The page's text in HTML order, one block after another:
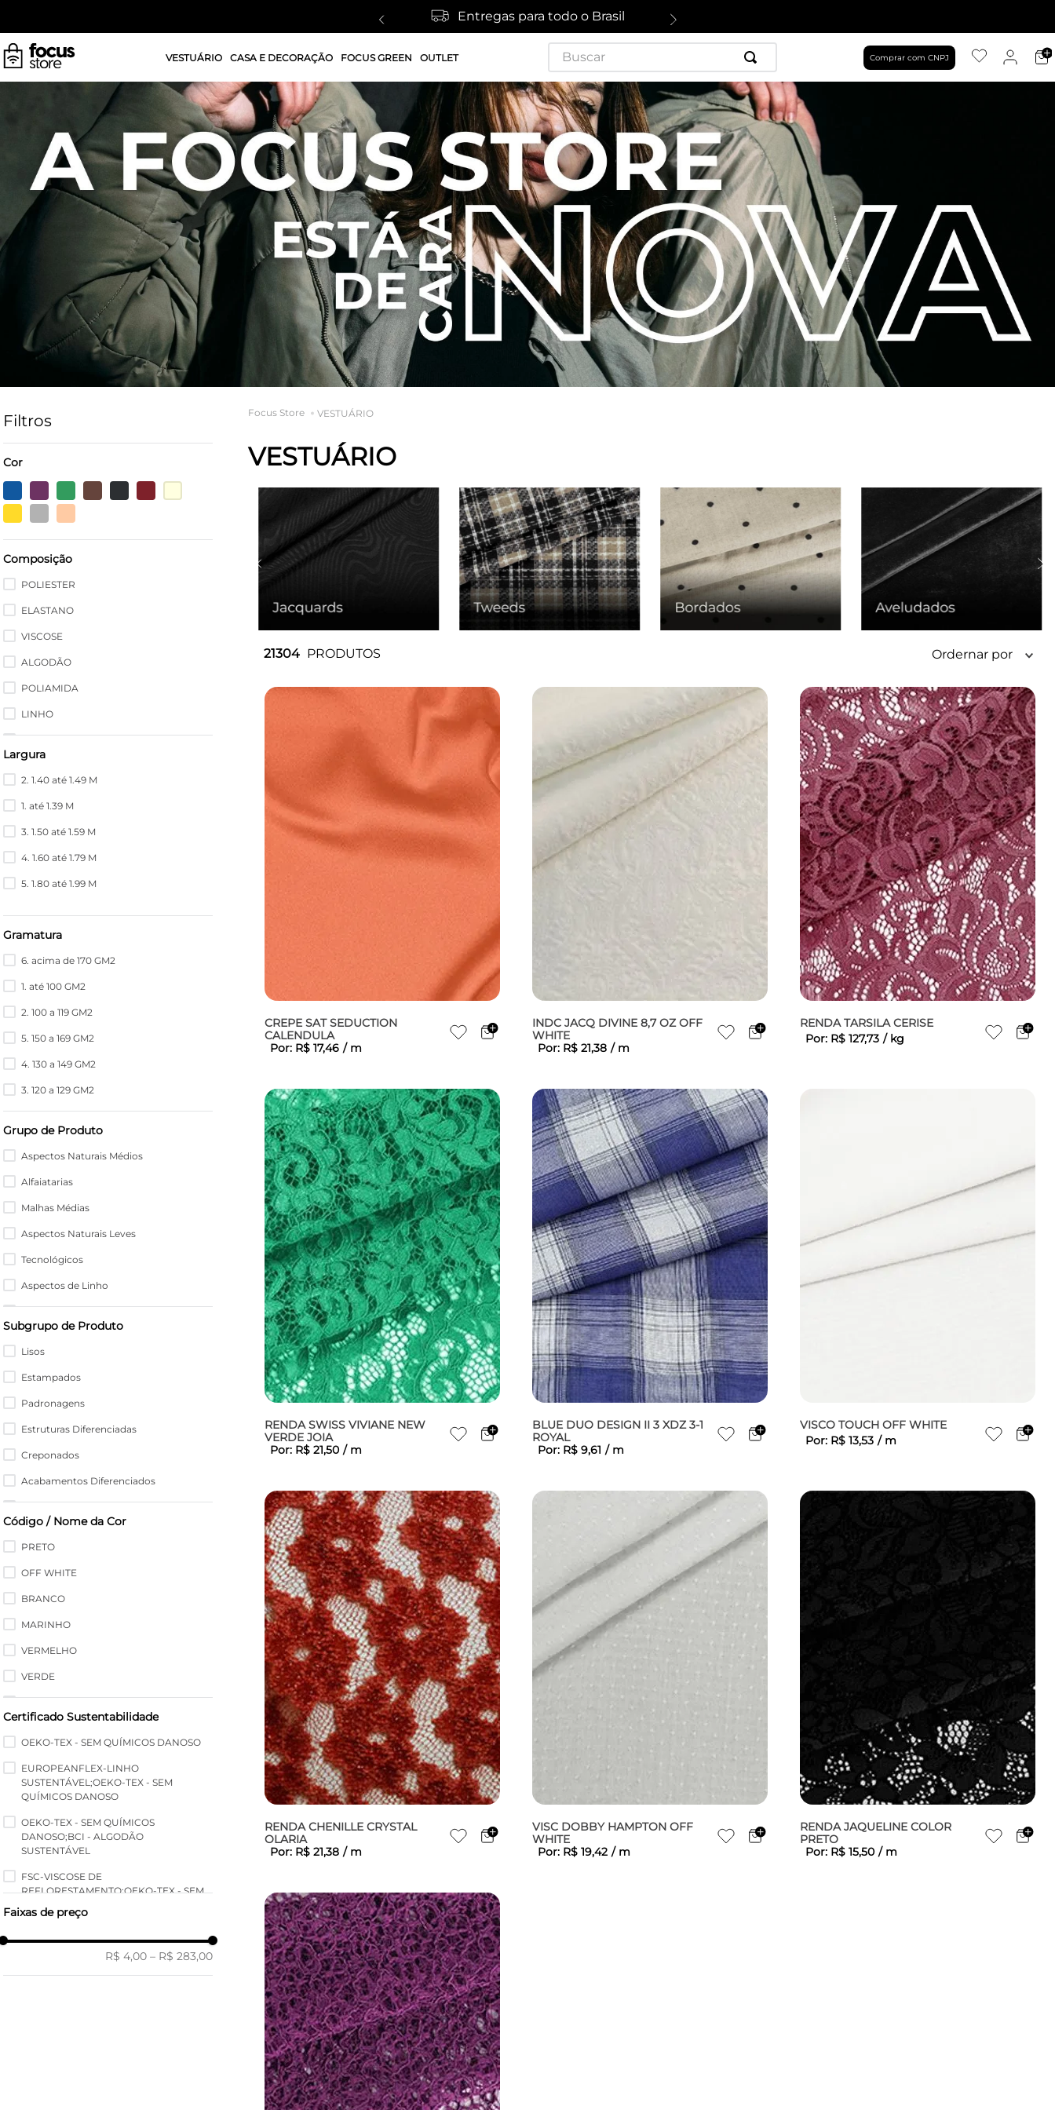
Entregas para todo o Brasil
VESTUÁRIO CASA E DECORAÇÃO FOCUS GREEN OUTLET
Buscar
Comprar com CNPJ
Filtros
Cor
Composição
POLIESTER
ELASTANO
VISCOSE
ALGODÃO
POLIAMIDA
LINHO
OUTRAS FIBRAS
Largura
2. 1.40 até 1.49 M
1. até 1.39 M
3. 1.50 até 1.59 M
4. 1.60 até 1.79 M
5. 1.80 até 1.99 M
Gramatura
6. acima de 170 GM2
1. até 100 GM2
2. 100 a 119 GM2
5. 150 a 169 GM2
4. 130 a 149 GM2
3. 120 a 129 GM2
Grupo de Produto
Aspectos Naturais Médios
Alfaiatarias
Malhas Médias
Aspectos Naturais Leves
Tecnológicos
Aspectos de Linho
Acetinados
Peles
Jeanswear FLEX
Aspectos de Couro
Jeanswear FIX
Tafetás
Subgrupo de Produto
Lisos
Estampados
Padronagens
Estruturas Diferenciadas
Creponados
Acabamentos Diferenciados
Bordados
Veludos
Indicolor
Metalizados
Clássicas
Crochets
Risca de Giz
Bordados em Tule
Texturas
Tweed
Bordados em Malha
Código / Nome da Cor
PRETO
OFF WHITE
BRANCO
MARINHO
VERMELHO
VERDE
BLUE SPACE
TWILIGHT BLUE
CHOCO
NUDE
QUAKER
PORT ROYALE
HOMUS
Certificado Sustentabilidade
OEKO-TEX - SEM QUÍMICOS DANOSO
EUROPEANFLEX-LINHO
SUSTENTÁVEL;OEKO-TEX - SEM
QUÍMICOS DANOSO
OEKO-TEX - SEM QUÍMICOS
DANOSO;BCI - ALGODÃO
SUSTENTÁVEL
FSC-VISCOSE DE
REFLORESTAMENTO;OEKO-TEX - SEM
BCI - ALGODÃO SUSTENTÁVEL
Faixas de preço
R$ 4,00 – R$ 283,00
VESTUÁRIO
VESTUÁRIO
21304 PRODUTOS
CREPE SAT SEDUCTION
CALENDULA
Por: R$ 17,46 / m
INDC JACQ DIVINE 8,7 OZ OFF
WHITE
Por: R$ 21,38 / m
RENDA TARSILA CERISE
Por: R$ 127,73 / kg
RENDA SWISS VIVIANE NEW
VERDE JOIA
Por: R$ 21,50 / m
BLUE DUO DESIGN II 3 XDZ 3-1
ROYAL
Por: R$ 9,61 / m
VISCO TOUCH OFF WHITE
Por: R$ 13,53 / m
RENDA CHENILLE CRYSTAL
OLARIA
Por: R$ 21,38 / m
VISC DOBBY HAMPTON OFF
WHITE
Por: R$ 19,42 / m
RENDA JAQUELINE COLOR
PRETO
Por: R$ 15,50 / m